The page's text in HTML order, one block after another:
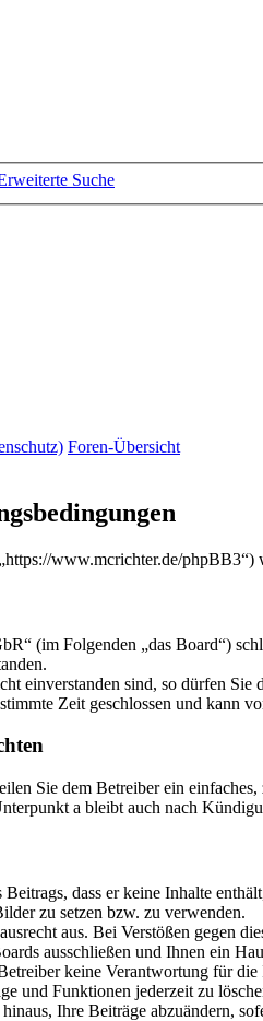
Suche
Foren-Übersicht
www.mcrichter.de/phpBB3“)
(im Folgenden „das Board“)
einverstanden sind, so dürfen
Zeit geschlossen und kann
Sie dem Betreiber ein
a bleibt auch nach
dass er keine Inhalte
zu setzen bzw. zu verwenden.
aus. Bei Verstößen gegen
ausschließen und Ihnen ein
keine Verantwortung für
und Funktionen jederzeit zu
Ihre Beiträge abzuändern,